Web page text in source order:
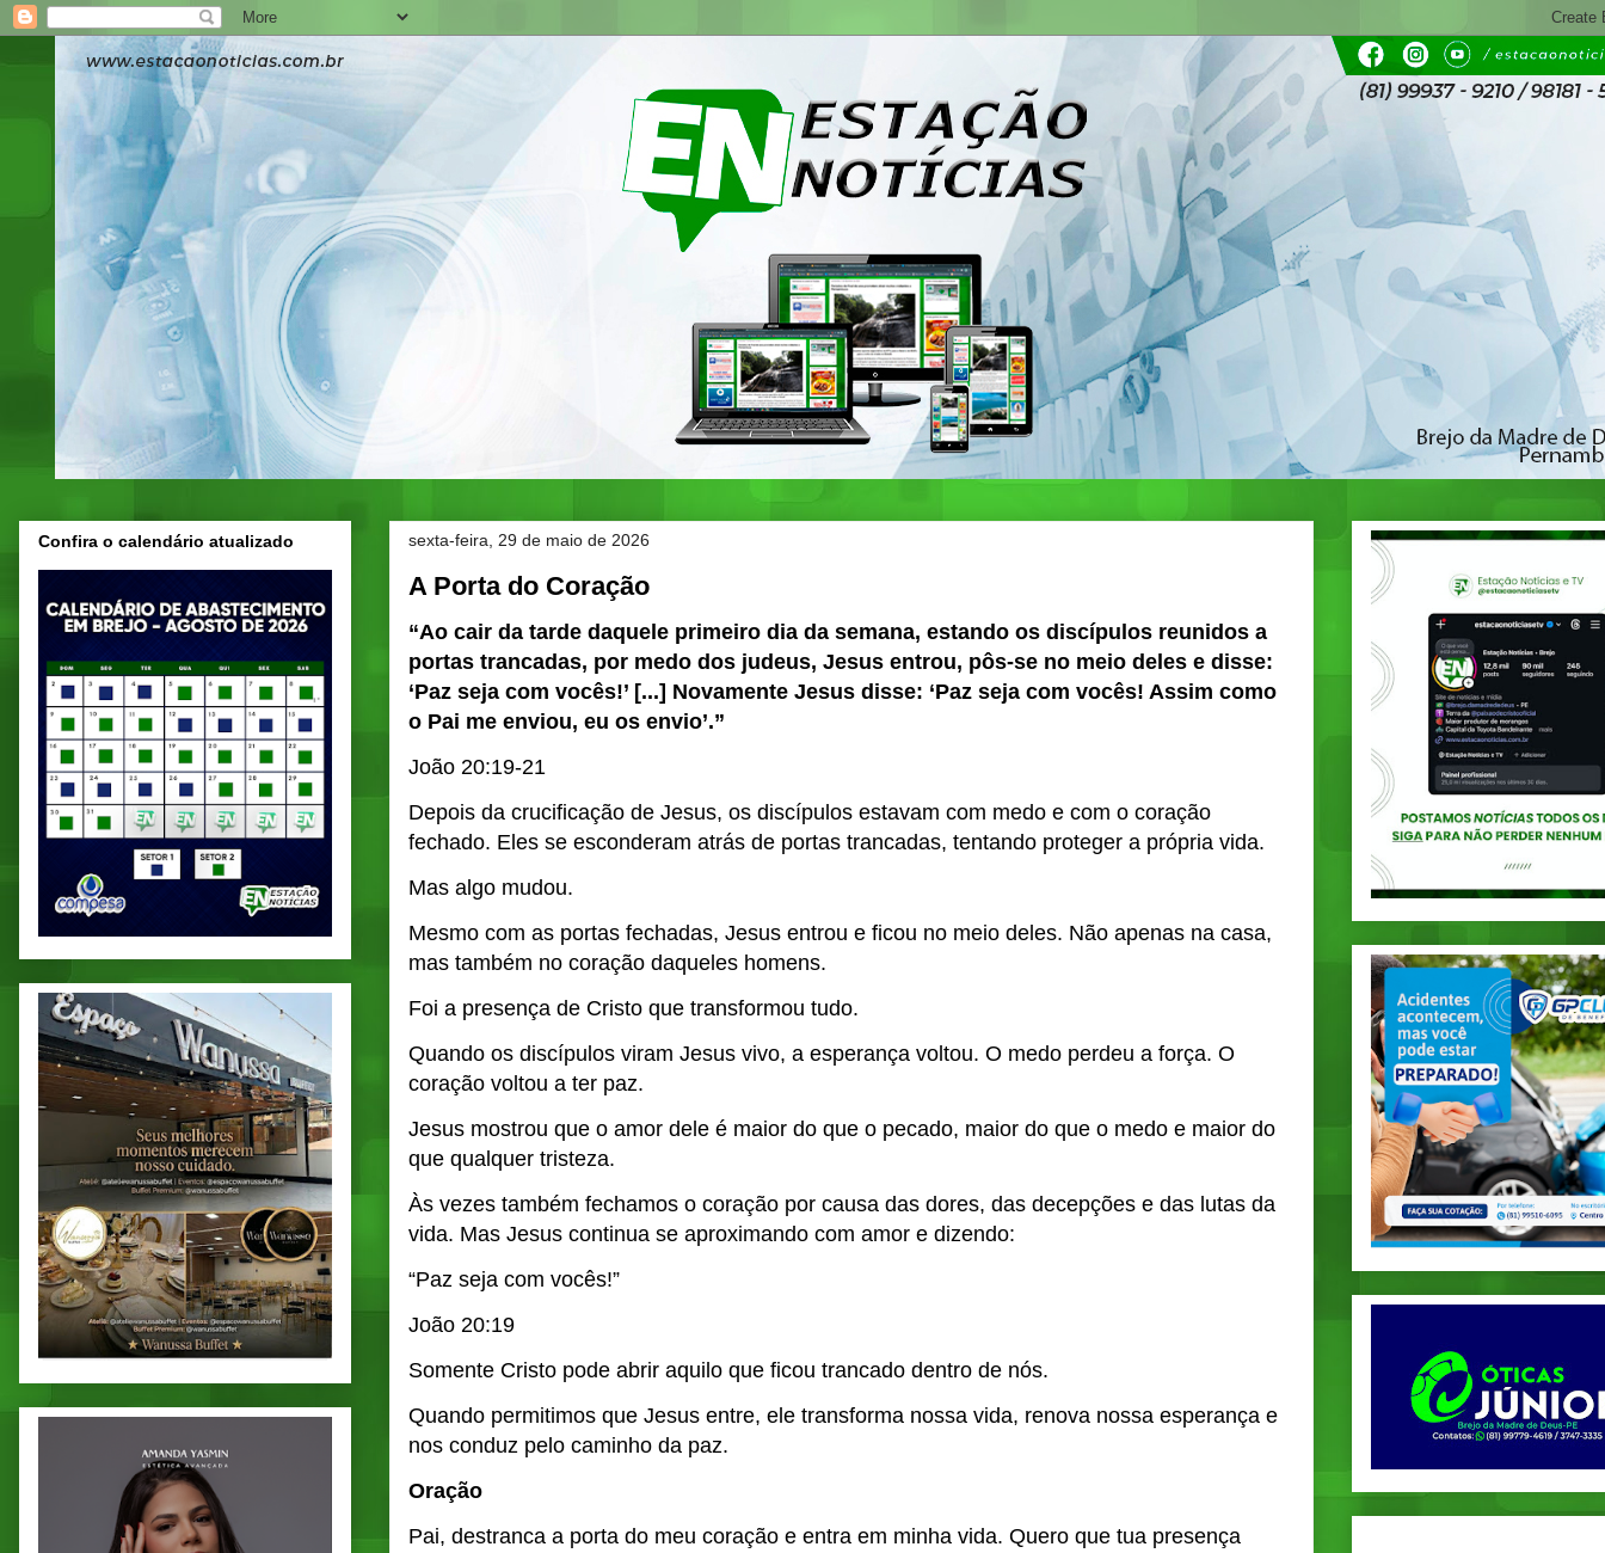
sexta-feira, 29 de maio de 2026
A Porta do Coração
“Ao cair da tarde daquele primeiro dia da semana, estando os discípulos reunidos a
portas trancadas, por medo dos judeus, Jesus entrou, pôs-se no meio deles e disse:
‘Paz seja com vocês!’ [...] Novamente Jesus disse: ‘Paz seja com vocês! Assim como
o Pai me enviou, eu os envio’.”
João 20:19-21
Depois da crucificação de Jesus, os discípulos estavam com medo e com o coração
fechado. Eles se esconderam atrás de portas trancadas, tentando proteger a própria vida.
Mas algo mudou.
Mesmo com as portas fechadas, Jesus entrou e ficou no meio deles. Não apenas na casa,
mas também no coração daqueles homens.
Foi a presença de Cristo que transformou tudo.
Quando os discípulos viram Jesus vivo, a esperança voltou. O medo perdeu a força. O
coração voltou a ter paz.
Jesus mostrou que o amor dele é maior do que o pecado, maior do que o medo e maior do
que qualquer tristeza.
Às vezes também fechamos o coração por causa das dores, das decepções e das lutas da
vida. Mas Jesus continua se aproximando com amor e dizendo:
“Paz seja com vocês!”
João 20:19
Somente Cristo pode abrir aquilo que ficou trancado dentro de nós.
Quando permitimos que Jesus entre, ele transforma nossa vida, renova nossa esperança e
nos conduz pelo caminho da paz.
Oração
Pai, destranca a porta do meu coração e entra em minha vida. Quero que tua presença
Confira o calendário atualizado